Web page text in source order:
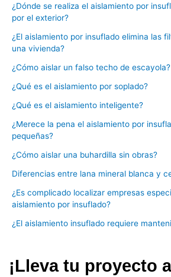
¿Dónde se realiza el aislamiento por
por el exterior?
¿El aislamiento por insuflado elimina las
una vivienda?
¿Cómo aislar un falso techo de escayola?
¿Qué es el aislamiento por soplado?
¿Qué es el aislamiento inteligente?
¿Merece la pena el aislamiento por
pequeñas?
¿Cómo aislar una buhardilla sin obras?
Diferencias entre lana mineral blanca y
¿Es complicado localizar empresas
aislamiento por insuflado?
¿El aislamiento insuflado requiere
¡Lleva tu proyecto